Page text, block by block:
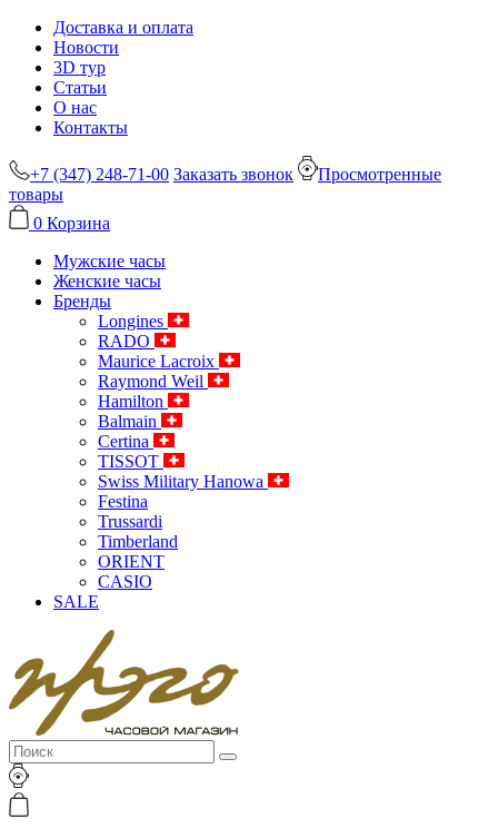
Доставка и оплата
Новости
3D тур
Статьи
О нас
Контакты
+7 (347) 248-71-00 Заказать звонок
Просмотренные
товары
0 Корзина
Мужские часы
Женские часы
Бренды
Longines
RADO
Maurice Lacroix
Raymond Weil
Hamilton
Balmain
Certina
TISSOT
Swiss Military Hanowa
Festina
Trussardi
Timberland
ORIENT
CASIO
SALE